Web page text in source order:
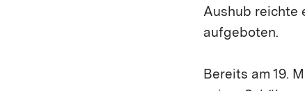
Aushub reichte
aufgeboten.
Bereits am 19.